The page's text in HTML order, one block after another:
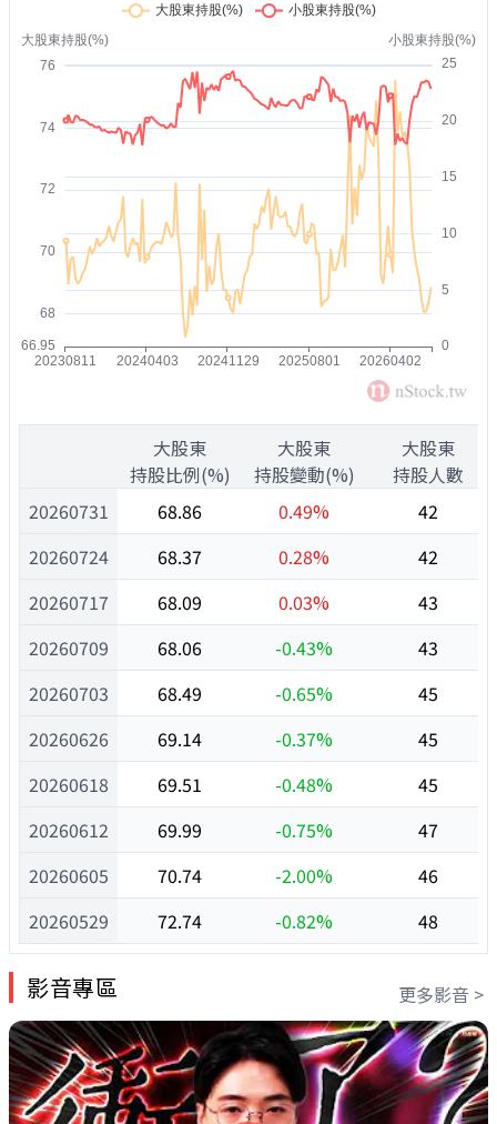
20260731
20260724
20260717
20260709
20260703
20260626
20260618
20260612
20260605
20260529
大股東
持股比例(%)
大股東
持股變動(%)
大股東
持股人數
68.86
0.49%
42
68.37
0.28%
42
68.09
0.03%
43
68.06
-0.43%
43
68.49
-0.65%
45
69.14
-0.37%
45
69.51
-0.48%
45
69.99
-0.75%
47
70.74
-2.00%
46
72.74
-0.82% 48
影音專區 更多影音 >